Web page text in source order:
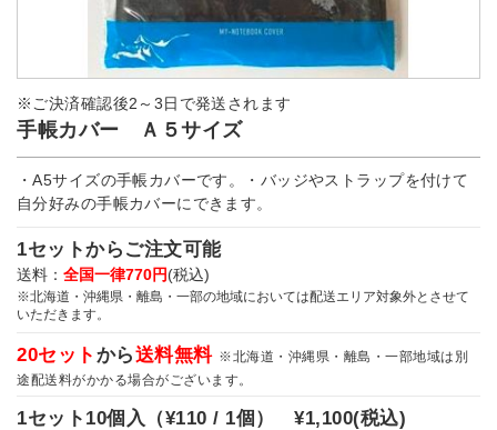
※ご決済確認後2～3日で発送されます
手帳カバー Ａ５サイズ
・A5サイズの手帳カバーです。・バッジやストラップを付けて
自分好みの手帳カバーにできます。
1セットからご注文可能
送料： 全国一律770円(税込)
※北海道・沖縄県・離島・一部の地域においては配送エリア対象外とさせて
いただきます。
20セット から送料無料 ※北海道・沖縄県・離島・一部地域は別
途配送料がかかる場合がございます。
1セット10個入（¥110 / 1個）¥1,100(税込)